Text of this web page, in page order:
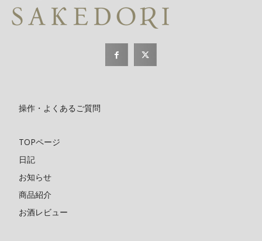
操作・よくあるご質問
TOPページ
日記
お知らせ
商品紹介
お酒レビュー